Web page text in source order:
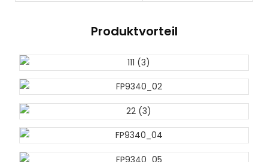
Produktvorteil